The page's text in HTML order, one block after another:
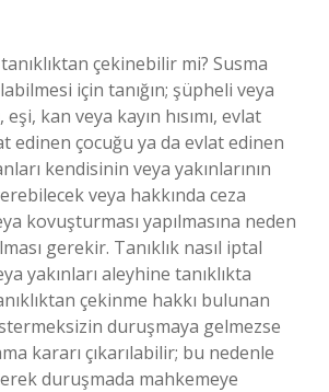
tanıklıktan çekinebilir mi? Susma
için tanığın; şüpheli veya
eşi, kan veya kayın hısımı, evlat
edinen çocuğu ya da evlat edinen
kendisinin veya yakınlarının
veya hakkında ceza
kovuşturması yapılmasına neden
gerekir. Tanıklık nasıl iptal
yakınları aleyhine tanıklıkta
çekinme hakkı bulunan
duruşmaya gelmezse
kararı çıkarılabilir; bu nedenle
duruşmada mahkemeye